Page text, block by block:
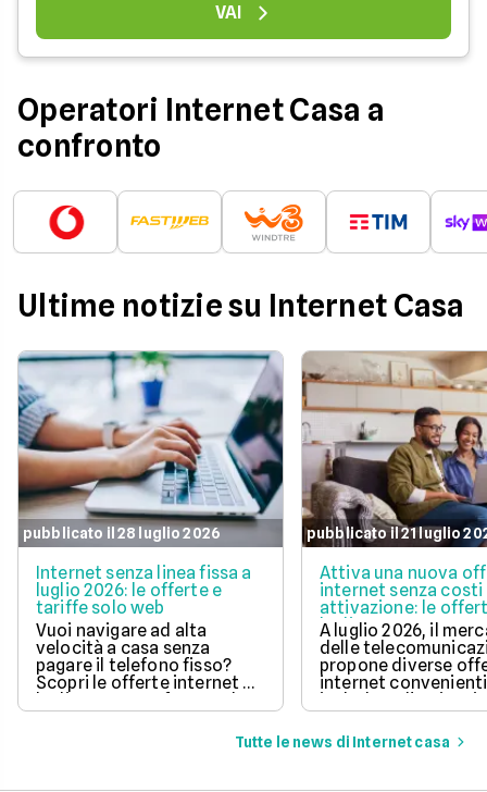
VAI
Operatori Internet Casa a
confronto
Ultime notizie su Internet Casa
pubblicato il 28 luglio 2026
Internet senza linea fissa a
luglio 2026: le offerte e
tariffe solo web
Vuoi navigare ad alta
velocità a casa senza
pagare il telefono fisso?
Scopri le offerte internet di
luglio 2026, confrontando
prezzi, velocità e costi di
pubblicato il 21 luglio
Attiva una nuova
internet senza costi
attivazione: le
luglio 2026
A luglio 2026, il
delle
propone diverse
internet
includono
gratuita.
Tutte le news di Internet casa